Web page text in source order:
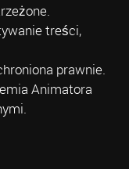
treści,
prawnie.
Animatora